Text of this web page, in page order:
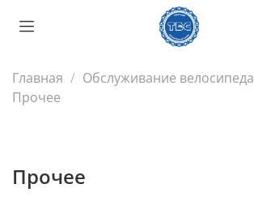
Главная Обслуживание велосипеда
Прочее
Прочее